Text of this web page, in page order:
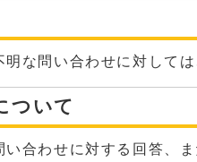
な問い合わせに対して
ついて
合わせに対する回答、